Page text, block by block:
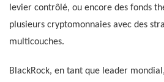
levier contrôlé, ou encore des fonds
plusieurs cryptomonnaies avec des
multicouches.
BlackRock, en tant que leader